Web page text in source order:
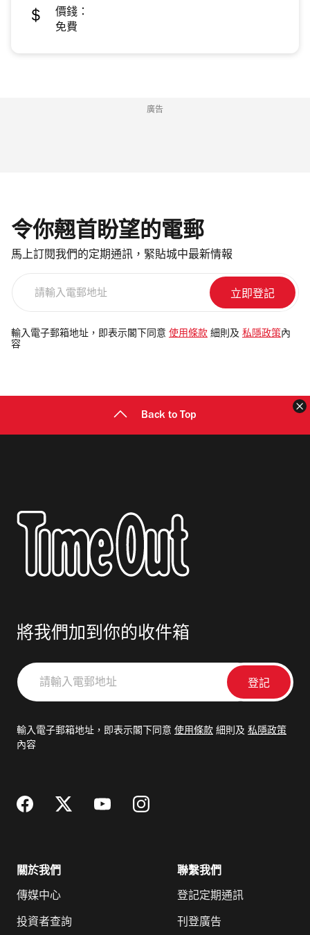
價錢：
免費
廣告
令你翹首盼望的電郵
馬上訂閱我們的定期通訊，緊貼城中最新情報
電
郵
輸入電子郵箱地址，即表示閣下同意 使用條款 細則及 私隱政策 內
容
Back to Top
將我們加到你的收件箱
請
輸
郵
輸入電子郵箱地址，即表示閣下同意 使用條款 細則及 私隱政策
內容
關於我們
傳媒中心
投資者查詢
聯繫我們
登記定期通訊
刊登廣告